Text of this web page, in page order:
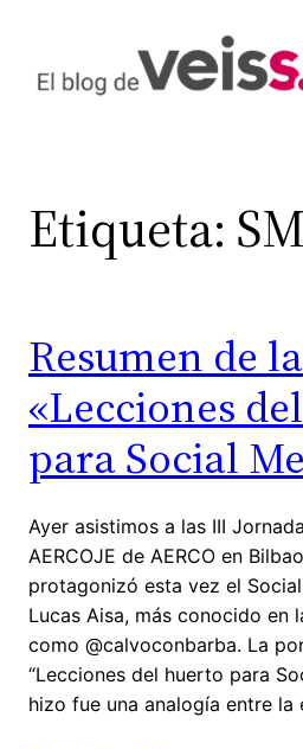
contenido
Etiqueta:
Resumen de
«Lecciones
para Social
Ayer asistimos a las III
AERCOJE de AERCO en
protagonizó esta vez el
Lucas Aisa, más conocido en
como @calvoconbarba. La
“Lecciones del huerto para
hizo fue una analogía entre